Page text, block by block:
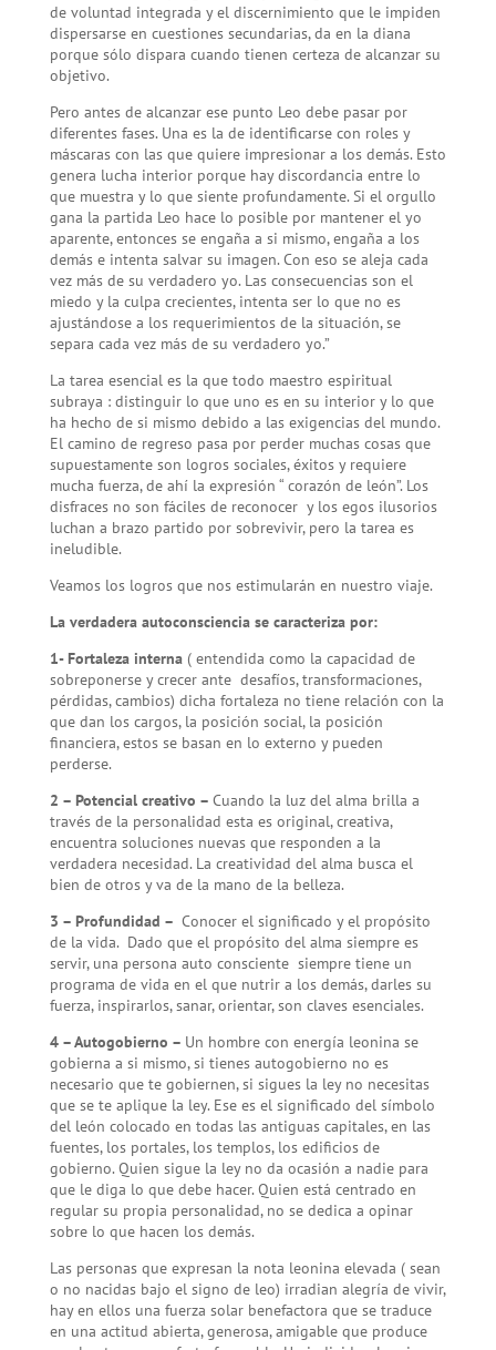
de voluntad integrada y el discernimiento que le impiden
dispersarse en cuestiones secundarias, da en la diana
porque sólo dispara cuando tienen certeza de alcanzar su
objetivo.
Pero antes de alcanzar ese punto Leo debe pasar por
diferentes fases. Una es la de identificarse con roles y
máscaras con las que quiere impresionar a los demás. Esto
genera lucha interior porque hay discordancia entre lo
que muestra y lo que siente profundamente. Si el orgullo
gana la partida Leo hace lo posible por mantener el yo
aparente, entonces se engaña a si mismo, engaña a los
demás e intenta salvar su imagen. Con eso se aleja cada
vez más de su verdadero yo. Las consecuencias son el
miedo y la culpa crecientes, intenta ser lo que no es
ajustándose a los requerimientos de la situación, se
separa cada vez más de su verdadero yo.”
La tarea esencial es la que todo maestro espiritual
subraya : distinguir lo que uno es en su interior y lo que
ha hecho de si mismo debido a las exigencias del mundo.
El camino de regreso pasa por perder muchas cosas que
supuestamente son logros sociales, éxitos y requiere
mucha fuerza, de ahí la expresión “ corazón de león”. Los
disfraces no son fáciles de reconocer y los egos ilusorios
luchan a brazo partido por sobrevivir, pero la tarea es
ineludible.
Veamos los logros que nos estimularán en nuestro viaje.
La verdadera autoconsciencia se caracteriza por:
1- Fortaleza interna ( entendida como la capacidad de
sobreponerse y crecer ante desafíos, transformaciones,
pérdidas, cambios) dicha fortaleza no tiene relación con la
que dan los cargos, la posición social, la posición
financiera, estos se basan en lo externo y pueden
perderse.
2 – Potencial creativo – Cuando la luz del alma brilla a
través de la personalidad esta es original, creativa,
encuentra soluciones nuevas que responden a la
verdadera necesidad. La creatividad del alma busca el
bien de otros y va de la mano de la belleza.
3 – Profundidad – Conocer el significado y el propósito
de la vida. Dado que el propósito del alma siempre es
servir, una persona auto consciente siempre tiene un
programa de vida en el que nutrir a los demás, darles su
fuerza, inspirarlos, sanar, orientar, son claves esenciales.
4 – Autogobierno – Un hombre con energía leonina se
gobierna a si mismo, si tienes autogobierno no es
necesario que te gobiernen, si sigues la ley no necesitas
que se te aplique la ley. Ese es el significado del símbolo
del león colocado en todas las antiguas capitales, en las
fuentes, los portales, los templos, los edificios de
gobierno. Quien sigue la ley no da ocasión a nadie para
que le diga lo que debe hacer. Quien está centrado en
regular su propia personalidad, no se dedica a opinar
sobre lo que hacen los demás.
Las personas que expresan la nota leonina elevada ( sean
o no nacidas bajo el signo de leo) irradian alegría de vivir,
hay en ellos una fuerza solar benefactora que se traduce
en una actitud abierta, generosa, amigable que produce